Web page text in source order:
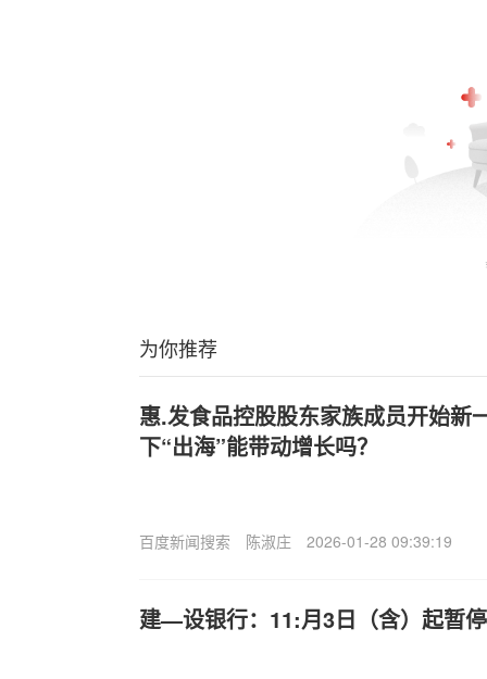
为你推荐
惠.发食品控股股东家族成员开始新
下“出海”能带动增长吗？
百度新闻搜索 陈淑庄 2026-01-28 09:39:19
建—设银行：11:月3日（含）起暂